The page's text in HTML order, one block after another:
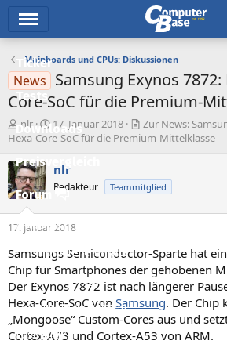
Ticker
Tests
Downloads
Preisvergleich
Forum
Aktuelles
Empfohlene Inhalte
Neue Beiträge
Neueste Aktivitäten
Leserartikel
Mainboards und CPUs: Diskussionen
News Samsung Exynos
Core-SoC für die Premium-
E
r
t
e
l
e
r
nlr
E
r
t
a
m
17. Januar 2018
Zur News:
Hexa-Core-SoC für die Premium-Mittelklasse
nlr
Redakteur Teammitglied
17. Januar 2018
Samsungs Semiconductor-Sparte hat
Chip für Smartphones der gehobenen
Der Exynos 7872 ist nach längerer
Hexa-Core-SoC von Samsung. Der Chip
„Mongoose“ Custom-Cores aus und
Cortex-A73 und Cortex-A53 von ARM.